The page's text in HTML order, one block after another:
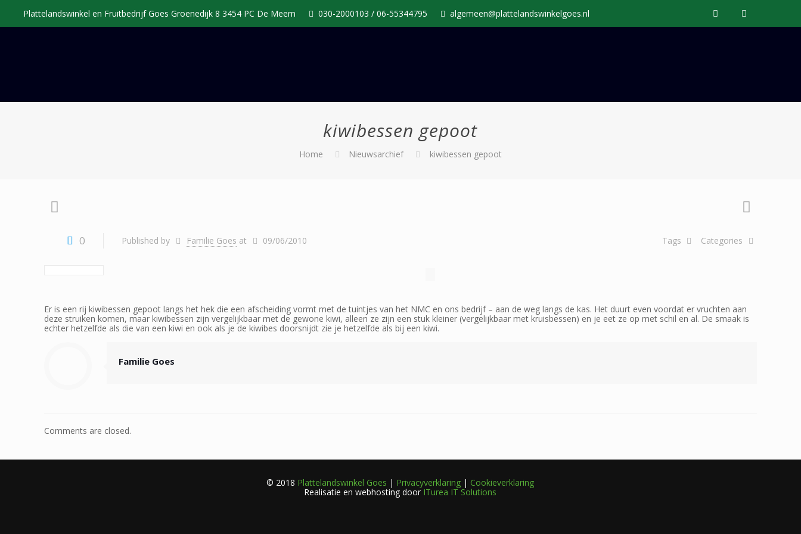
Plattelandswinkel en Fruitbedrijf Goes Groenedijk 8 3454 PC De Meern 030-2000103 / 06-55344795 algemeen@plattelandswinkelgoes.nl
kiwibessen gepoot
Home Nieuwsarchief kiwibessen gepoot
0 Published by Familie Goes at 09/06/2010 Categories
Tags
Er is een rij kiwibessen gepoot langs het hek die een afscheiding vormt met de tuintjes van het NMC en ons bedrijf – aan de weg langs de kas. Het duurt even voordat er vruchten aan
deze struiken komen, maar kiwibessen zijn vergelijkbaar met de gewone kiwi, alleen ze zijn een stuk kleiner (vergelijkbaar met kruisbessen) en je eet ze op met schil en al. De smaak is
echter hetzelfde als die van een kiwi en ook als je de kiwibes doorsnijdt zie je hetzelfde als bij een kiwi.
Familie Goes
Comments are closed.
© 2018 Plattelandswinkel Goes | Privacyverklaring | Cookieverklaring
Realisatie en webhosting door ITurea IT Solutions